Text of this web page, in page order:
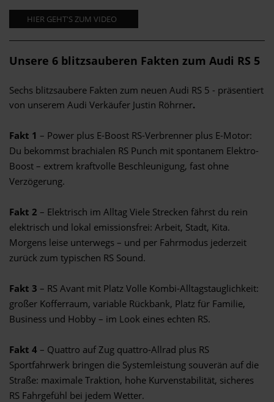
HIER GEHT'S ZUM VIDEO
Unsere 6 blitzsauberen Fakten zum Audi RS 5
Sechs blitzsaubere Fakten zum neuen Audi RS 5 - präsentiert
von unserem Audi Verkäufer Justin Röhrner.
Fakt 1 – Power plus E-Boost RS-Verbrenner plus E-Motor:
Du bekommst brachialen RS Punch mit spontanem Elektro-
Boost – extrem kraftvolle Beschleunigung, fast ohne
Verzögerung.
Fakt 2 – Elektrisch im Alltag Viele Strecken fährst du rein
elektrisch und lokal emissionsfrei: Arbeit, Stadt, Kita.
Morgens leise unterwegs – und per Fahrmodus jederzeit
zurück zum typischen RS Sound.
Fakt 3 – RS Avant mit Platz Volle Kombi-Alltagstauglichkeit:
großer Kofferraum, variable Rückbank, Platz für Familie,
Business und Hobby – im Look eines echten RS.
Fakt 4 – Quattro auf Zug quattro-Allrad plus RS
Sportfahrwerk bringen die Systemleistung souverän auf die
Straße: maximale Traktion, hohe Kurvenstabilität, sicheres
RS Fahrgefühl bei jedem Wetter.